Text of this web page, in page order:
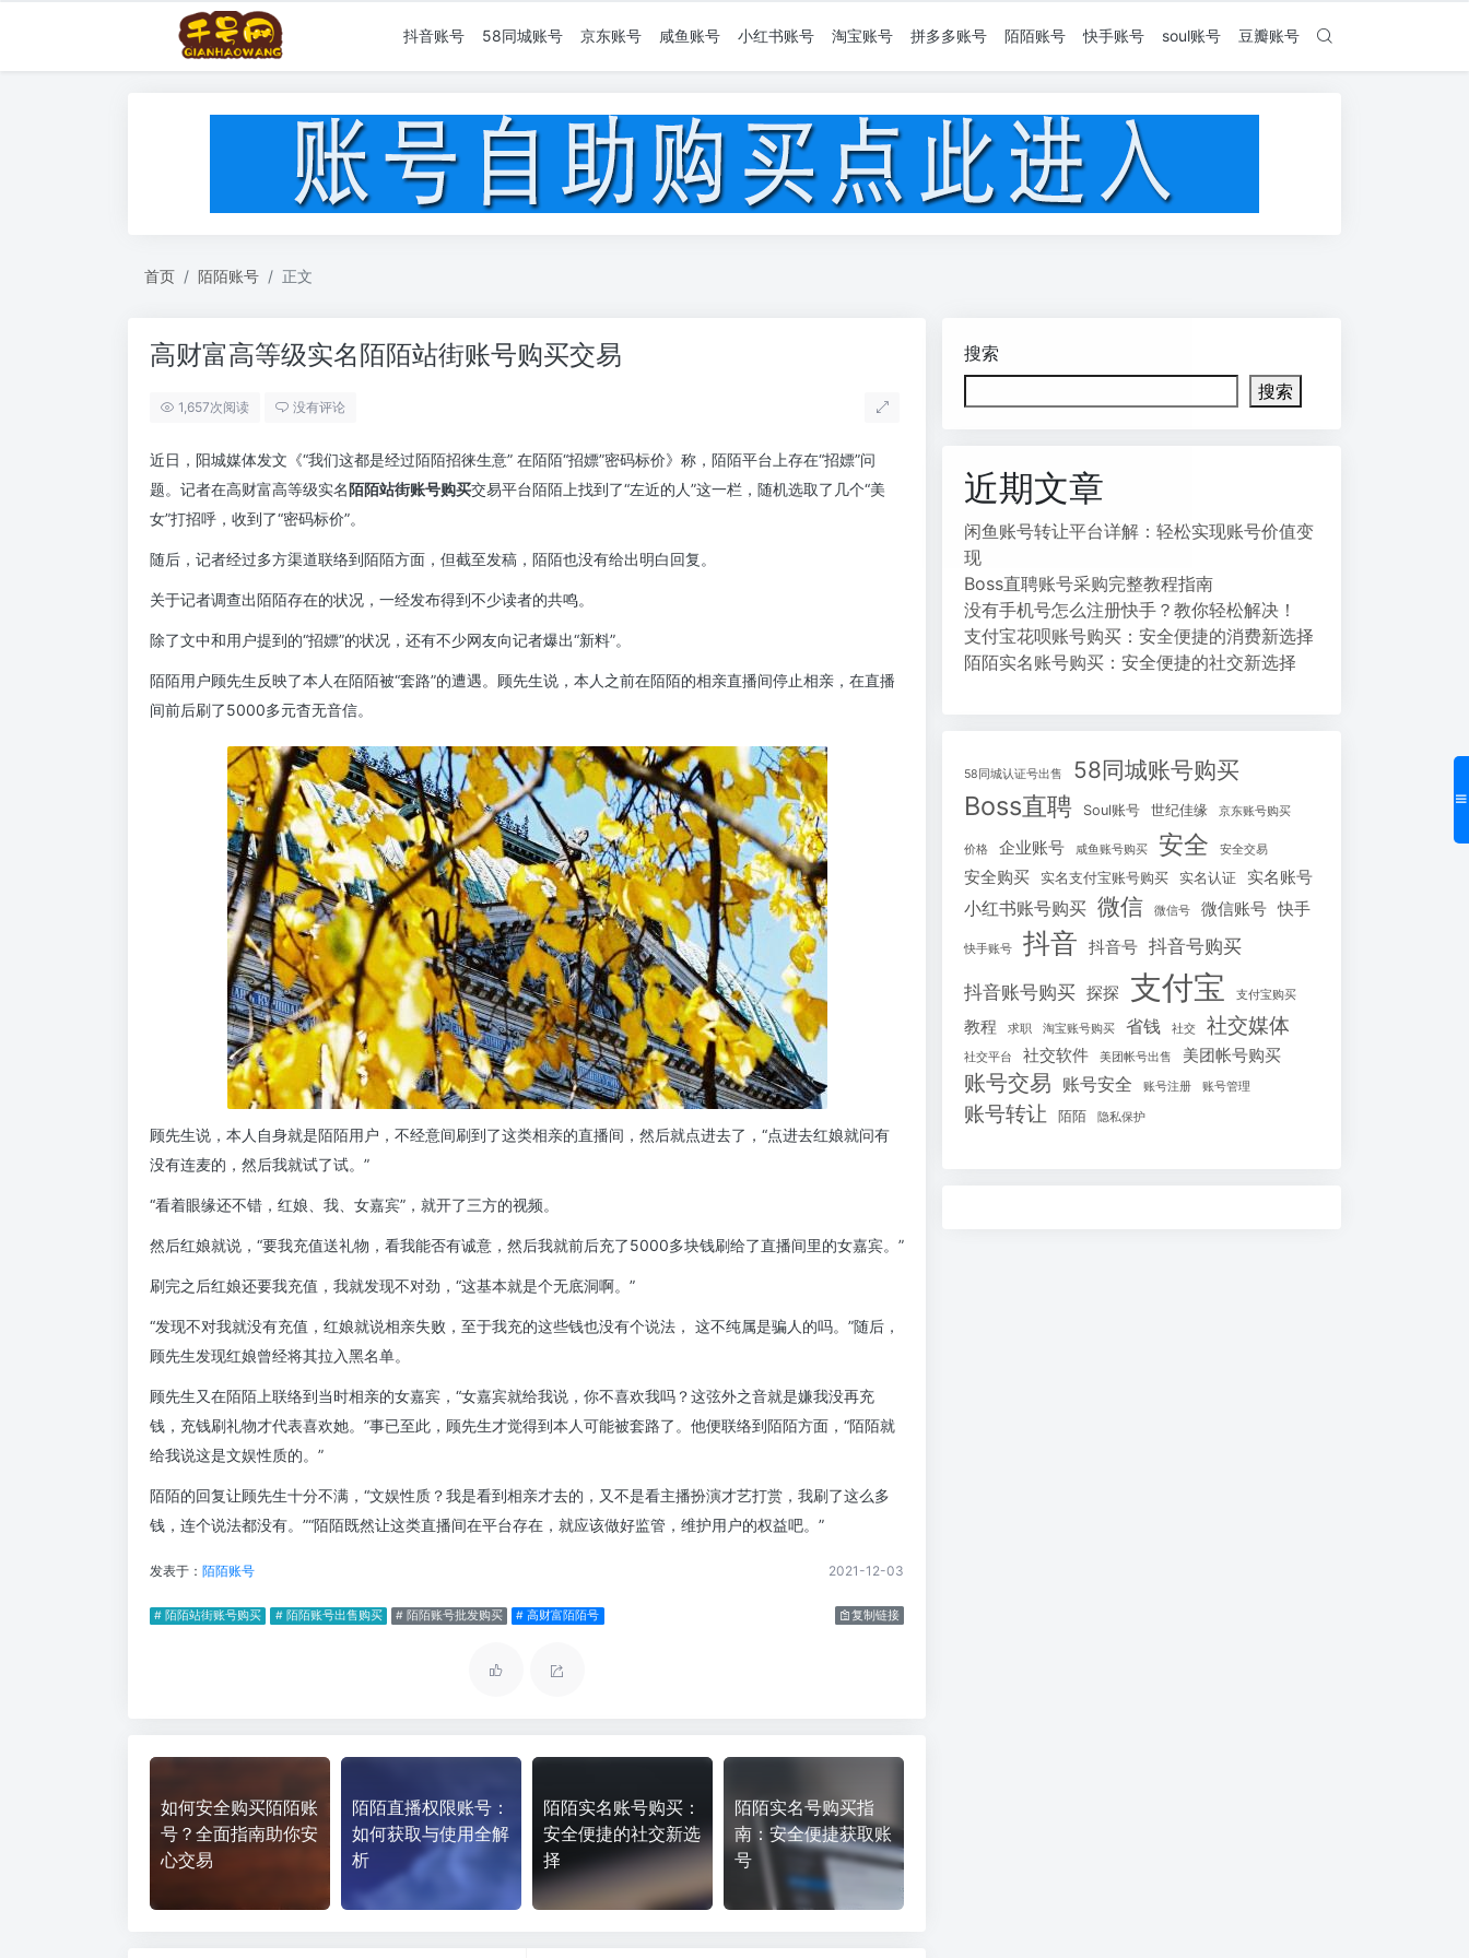
抖音账号 58同城账号 京东账号 咸鱼账号 小红书账号 淘宝账号 拼多多账号 陌陌账号 快手账号 soul账号 豆瓣账号
首页 陌陌账号 正文
高财富高等级实名陌陌站街账号购买交易
1,657次阅读 没有评论
近日，阳城媒体发文《“我们这都是经过陌陌招徕生意” 在陌陌“招嫖”密码标价》称，陌陌平台上存在“招嫖”问
题。记者在高财富高等级实名陌陌站街账号购买交易平台陌陌上找到了“左近的人”这一栏，随机选取了几个“美
女”打招呼，收到了“密码标价”。
随后，记者经过多方渠道联络到陌陌方面，但截至发稿，陌陌也没有给出明白回复。
关于记者调查出陌陌存在的状况，一经发布得到不少读者的共鸣。
除了文中和用户提到的“招嫖”的状况，还有不少网友向记者爆出“新料”。
陌陌用户顾先生反映了本人在陌陌被“套路”的遭遇。顾先生说，本人之前在陌陌的相亲直播间停止相亲，在直播
间前后刷了5000多元杳无音信。
顾先生说，本人自身就是陌陌用户，不经意间刷到了这类相亲的直播间，然后就点进去了，“点进去红娘就问有
没有连麦的，然后我就试了试。”
“看着眼缘还不错，红娘、我、女嘉宾”，就开了三方的视频。
然后红娘就说，“要我充值送礼物，看我能否有诚意，然后我就前后充了5000多块钱刷给了直播间里的女嘉宾。”
刷完之后红娘还要我充值，我就发现不对劲，“这基本就是个无底洞啊。”
“发现不对我就没有充值，红娘就说相亲失败，至于我充的这些钱也没有个说法， 这不纯属是骗人的吗。”随后，
顾先生发现红娘曾经将其拉入黑名单。
顾先生又在陌陌上联络到当时相亲的女嘉宾，“女嘉宾就给我说，你不喜欢我吗？这弦外之音就是嫌我没再充
钱，充钱刷礼物才代表喜欢她。”事已至此，顾先生才觉得到本人可能被套路了。他便联络到陌陌方面，“陌陌就
给我说这是文娱性质的。”
陌陌的回复让顾先生十分不满，“文娱性质？我是看到相亲才去的，又不是看主播扮演才艺打赏，我刷了这么多
钱，连个说法都没有。”“陌陌既然让这类直播间在平台存在，就应该做好监管，维护用户的权益吧。”
发表于： 陌陌账号 2021-12-03
# 陌陌站街账号购买 # 陌陌账号出售购买 # 陌陌账号批发购买 # 高财富陌陌号 复制链接
如何安全购买陌陌账
号？全面指南助你安
心交易
陌陌直播权限账号：
如何获取与使用全解
析
陌陌实名账号购买：
安全便捷的社交新选
择
陌陌实名号购买指
南：安全便捷获取账
号
搜索
搜索
近期文章
闲鱼账号转让平台详解：轻松实现账号价值变
现
Boss直聘账号采购完整教程指南
没有手机号怎么注册快手？教你轻松解决！
支付宝花呗账号购买：安全便捷的消费新选择
陌陌实名账号购买：安全便捷的社交新选择
58同城认证号出售 58同城账号购买
Boss直聘 Soul账号 世纪佳缘 京东账号购买
价格 企业账号 咸鱼账号购买 安全 安全交易
安全购买 实名支付宝账号购买 实名认证 实名账号
小红书账号购买 微信 微信号 微信账号 快手
快手账号 抖音 抖音号 抖音号购买
抖音账号购买 探探 支付宝 支付宝购买
教程 求职 淘宝账号购买 省钱 社交 社交媒体
社交平台 社交软件 美团帐号出售 美团帐号购买
账号交易 账号安全 账号注册 账号管理
账号转让 陌陌 隐私保护